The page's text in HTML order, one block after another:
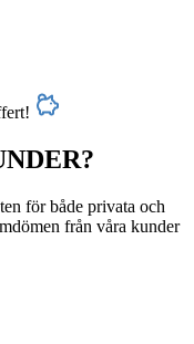
för både privata och
från våra kunder